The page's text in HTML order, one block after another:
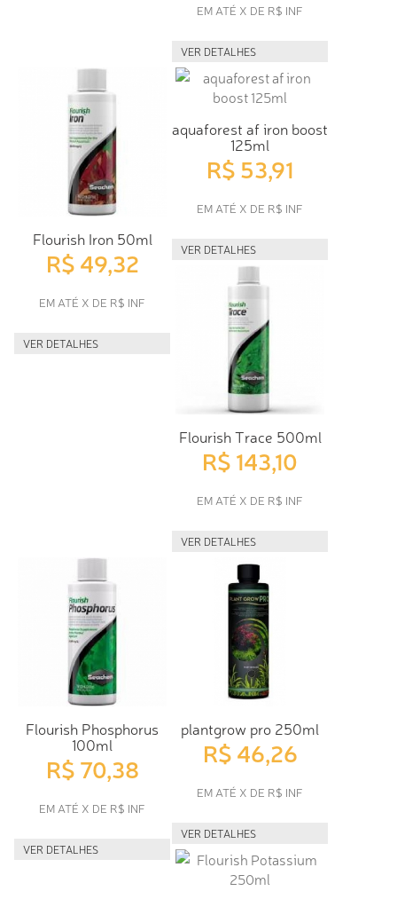
EM ATÉ X DE R$ INF
VER DETALHES
Flourish Iron 50ml
R$ 49,32
EM ATÉ X DE R$ INF
VER DETALHES
aquaforest af iron boost
125ml
R$ 53,91
EM ATÉ X DE R$ INF
VER DETALHES
Flourish Trace 500ml
R$ 143,10
EM ATÉ X DE R$ INF
VER DETALHES
Flourish Phosphorus
100ml
R$ 70,38
EM ATÉ X DE R$ INF
VER DETALHES
plantgrow pro 250ml
R$ 46,26
EM ATÉ X DE R$ INF
VER DETALHES